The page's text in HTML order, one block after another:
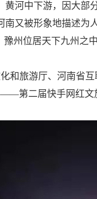
黄河中下游，因大部
又被形象地描述为
豫州位居天下九州之
和旅游厅、河南省
第二届快手网红文